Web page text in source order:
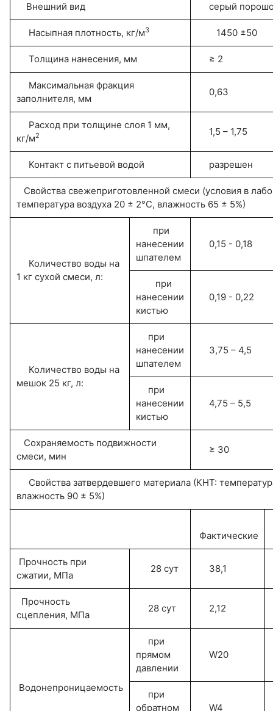
Внешний вид серый
Насыпная плотность, кг/м3 1450 ±50
Толщина нанесения, мм ≥ 2
Максимальная фракция
заполнителя, мм
0,63
Расход при толщине слоя 1 мм,
кг/м2 1,5 – 1,75
Контакт с питьевой водой разрешен
Свойства свежеприготовленной смеси (условия в
температура воздуха 20 ± 2°С, влажность 65 ± 5%)
Количество воды на
1 кг сухой смеси, л:
при
нанесении
шпателем
0,15 - 0,18
при
нанесении
кистью
0,19 - 0,22
Количество воды на
мешок 25 кг, л:
при
нанесении
шпателем
3,75 – 4,5
при
нанесении
кистью
4,75 – 5,5
Сохраняемость подвижности
смеси, мин
≥ 30
Свойства затвердевшего материала (КНТ:
влажность 90 ± 5%)
Фактические
Прочность при
сжатии, МПа
28 сут 38,1
Прочность
сцепления, МПа
28 сут 2,12
Водонепроницаемость
при
прямом
давлении
W20
при
обратном
W4